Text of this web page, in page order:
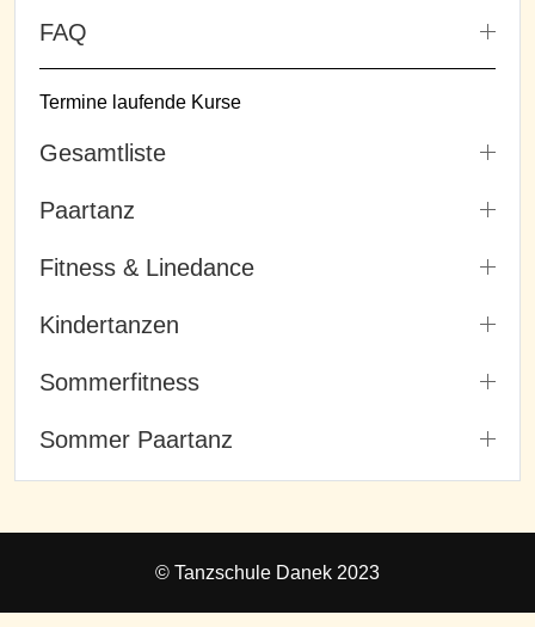
FAQ
Termine laufende Kurse
Gesamtliste
Paartanz
Fitness & Linedance
Kindertanzen
Sommerfitness
Sommer Paartanz
© Tanzschule Danek 2023